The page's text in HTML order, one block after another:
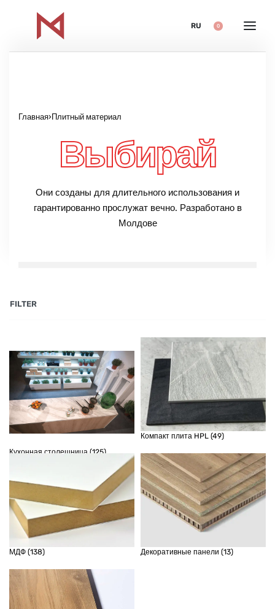
RU 0
Главная› Плитный материал
Выбирай
Они созданы для длительного использования и
гарантированно прослужат вечно. Разработано в
Молдове
FILTER
Кухонная столешница (125)
Компакт плита HPL (49)
МДФ (138) Декоративные панели (13)